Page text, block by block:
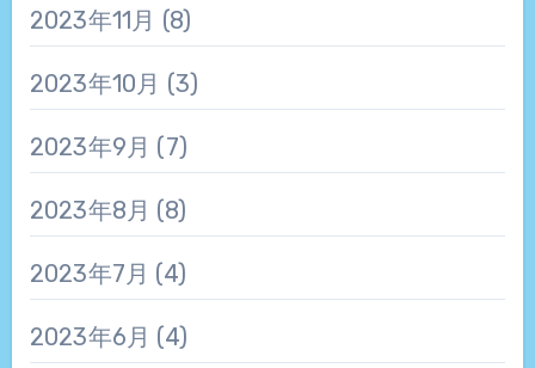
2023年11月 (8)
2023年10月 (3)
2023年9月 (7)
2023年8月 (8)
2023年7月 (4)
2023年6月 (4)